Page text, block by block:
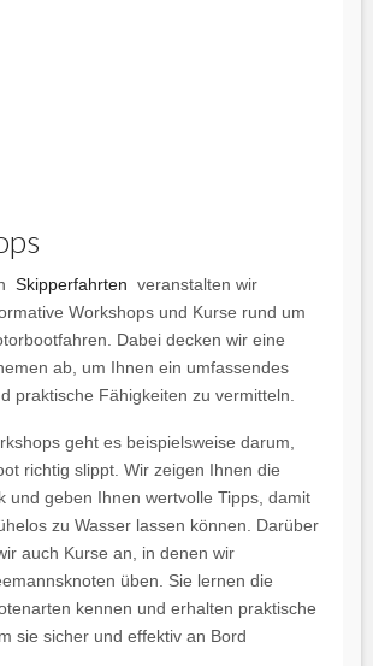
Skipperfahrten veranstalten wir
Workshops und Kurse rund um
Dabei decken wir eine
ab, um Ihnen ein umfassendes
praktische Fähigkeiten zu vermitteln.
geht es beispielsweise darum,
richtig slippt. Wir zeigen Ihnen die
und geben Ihnen wertvolle Tipps, damit
zu Wasser lassen können. Darüber
auch Kurse an, in denen wir
üben. Sie lernen die
kennen und erhalten praktische
sie sicher und effektiv an Bord